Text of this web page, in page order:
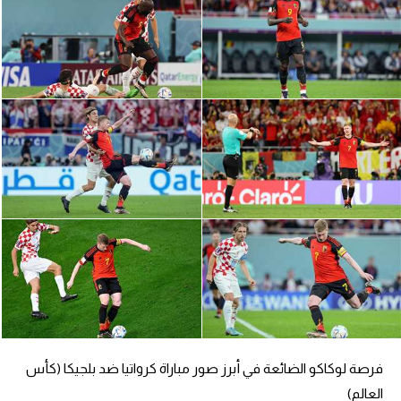
تحليل في الجول
حكايات في الجول
كويز في الجول
فيديو في الجول
فرصة لوكاكو الضائعة في أبرز صور مباراة كرواتيا ضد بلجيكا (كأس
العالم)